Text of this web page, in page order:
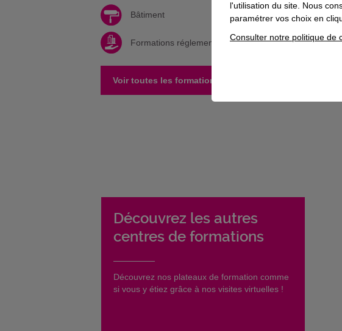
Bâtiment
Formations réglementaires
Voir toutes les formations de ce centre
Découvrez les autres
centres de formations
​Découvrez nos plateaux de formation comme
si vous y étiez grâce à nos visites virtuelles !
l'utilisation du site. Nous
paramétrer vos choix en
Consulter notre politique de